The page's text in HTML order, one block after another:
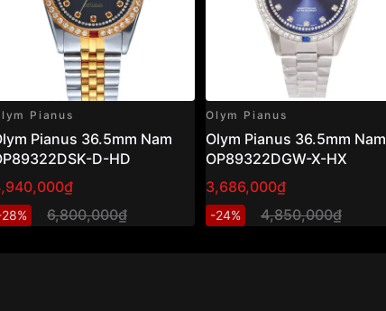
Pianus
Pianus 36.5mm Nam
D-HD
6,800,000₫
Olym Pianus
Olym Pianus 36.5mm Nam
OP89322DGW-X-HX
3,686,000₫
-24% 4,850,000₫